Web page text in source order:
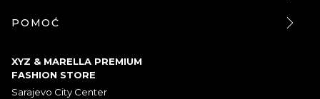
POMOĆ
XYZ & MARELLA PREMIUM
FASHION STORE
Sarajevo City Center